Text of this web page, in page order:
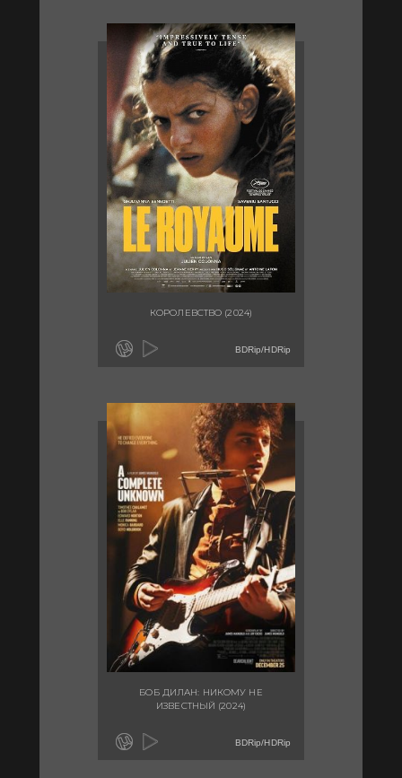
КОРОЛЕВСТВО (2024)
BDRip/HDRip
БОБ ДИЛАН: НИКОМУ НЕ
ИЗВЕСТНЫЙ (2024)
BDRip/HDRip